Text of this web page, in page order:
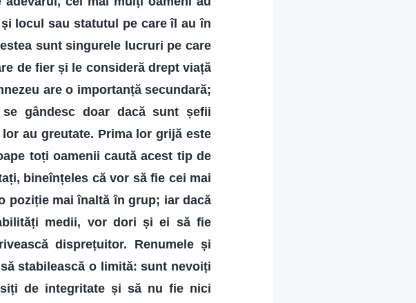
locul sau statutul pe care îl au în
sunt singurele lucruri pe care
de fier și le consideră drept viață
are o importanță secundară;
gândesc doar dacă sunt șefii
au greutate. Prima lor grijă este
toți oamenii caută acest tip de
bineînțeles că vor să fie cei mai
poziție mai înaltă în grup; iar dacă
medii, vor dori și ei să fie
disprețuitor. Renumele și
stabilească o limită: sunt nevoiți
de integritate și să nu fie nici